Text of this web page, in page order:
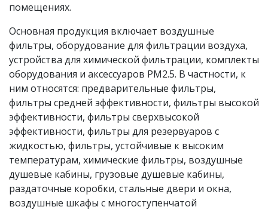
помещениях.
Основная продукция включает воздушные
фильтры, оборудование для фильтрации воздуха,
устройства для химической фильтрации, комплекты
оборудования и аксессуаров PM2.5. В частности, к
ним относятся: предварительные фильтры,
фильтры средней эффективности, фильтры высокой
эффективности, фильтры сверхвысокой
эффективности, фильтры для резервуаров с
жидкостью, фильтры, устойчивые к высоким
температурам, химические фильтры, воздушные
душевые кабины, грузовые душевые кабины,
раздаточные коробки, стальные двери и окна,
воздушные шкафы с многоступенчатой